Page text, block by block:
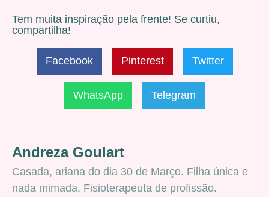
Tem muita inspiração pela frente! Se curtiu,
compartilha!
Facebook Pinterest Twitter
WhatsApp Telegram
Andreza Goulart
Casada, ariana do dia 30 de Março. Filha única e
nada mimada. Fisioterapeuta de profissão.